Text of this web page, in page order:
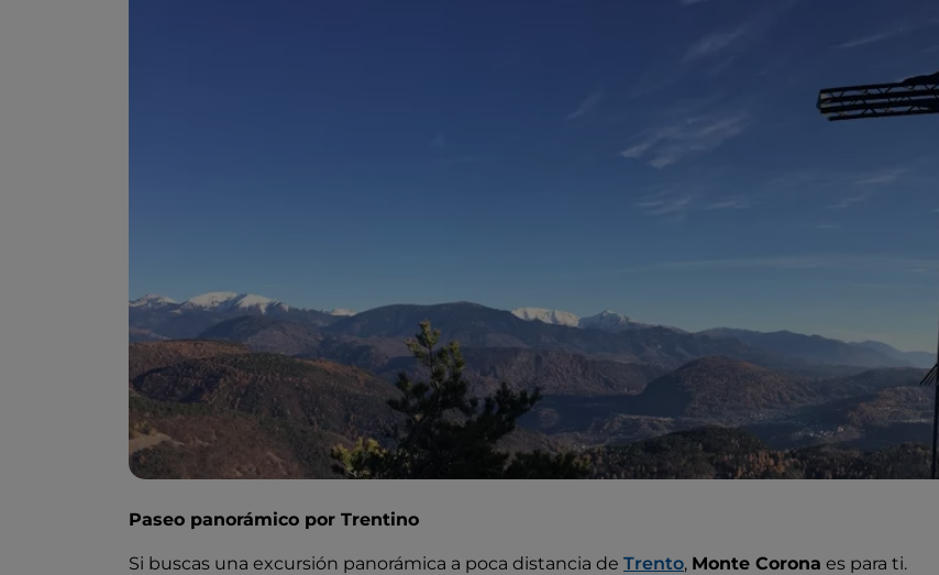
Paseo panorámico por Trentino
Si buscas una excursión panorámica a poca distancia de Trento, Monte Corona es para ti.